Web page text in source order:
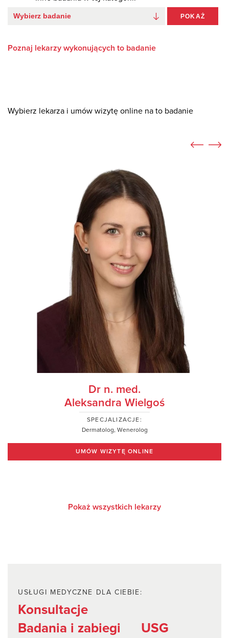
POKAŻ
Poznaj lekarzy wykonujących to badanie
Wybierz lekarza i umów wizytę online na to badanie
Dr n. med.
Aleksandra Wielgoś
SPECJALIZACJE:
Dermatolog, Wenerolog
UMÓW WIZYTĘ ONLINE
Pokaż wszystkich lekarzy
USŁUGI MEDYCZNE DLA CIEBIE:
Konsultacje
Badania i zabiegi
USG